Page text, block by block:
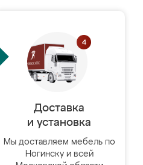
Доставка
и установка
Мы доставляем мебель по
Ногинску и всей